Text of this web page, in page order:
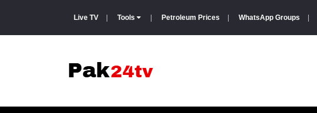
Live TV Tools Petroleum Prices WhatsApp Groups